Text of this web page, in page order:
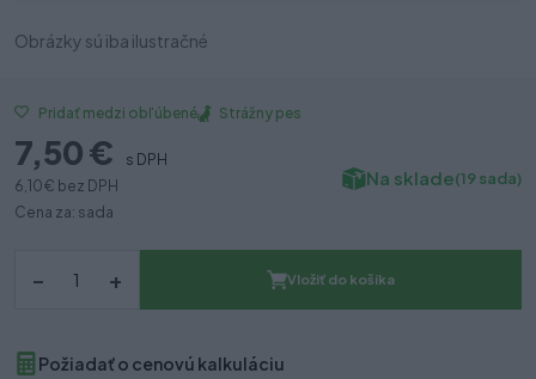
Obrázky sú iba ilustračné
Pridať medzi obľúbené Strážny pes
7,50 €
s DPH
6,10 € bez DPH
Cena za: sada
Na sklade(19 sada)
– + Vložiť do košíka
Požiadať o cenovú kalkuláciu